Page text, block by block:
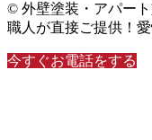
© 外壁塗装・アパー
職人が直接ご提供！
今すぐお電話をする